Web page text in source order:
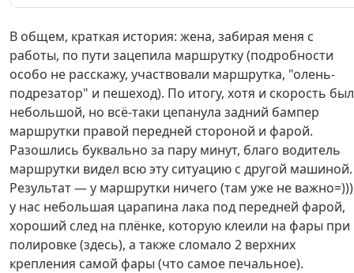
В общем, краткая история: жена, забирая меня с
работы, по пути зацепила маршрутку (подробности
особо не расскажу, участвовали маршрутка, "олень-
подрезатор" и пешеход). По итогу, хотя и скорость
небольшой, но всё-таки цепанула задний бампер
маршрутки правой передней стороной и фарой.
Разошлись буквально за пару минут, благо водитель
маршрутки видел всю эту ситуацию с другой машиной.
Результат — у маршрутки ничего (там уже не
у нас небольшая царапина лака под передней фарой,
хороший след на плёнке, которую клеили на фары при
полировке (здесь), а также сломало 2 верхних
крепления самой фары (что самое печальное).